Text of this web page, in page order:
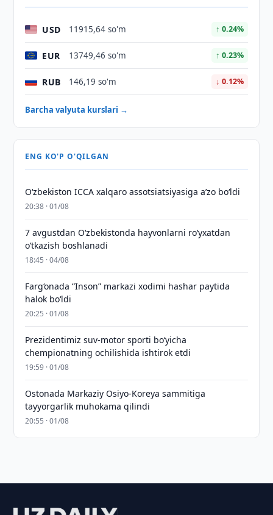
USD 11915,64 so'm ↑ 0.24%
EUR 13749,46 so'm ↑ 0.23%
RUB 146,19 so'm ↓ 0.12%
Barcha valyuta kurslari →
ENG KO'P O'QILGAN
O‘zbekiston ICCA xalqaro assotsiatsiyasiga aʼzo bo‘ldi
20:38 · 01/08
7 avgustdan O‘zbekistonda hayvonlarni ro‘yxatdan
o‘tkazish boshlanadi
18:45 · 04/08
Farg‘onada “Inson” markazi xodimi hashar paytida
halok bo‘ldi
20:25 · 01/08
Prezidentimiz suv-motor sporti bo‘yicha
chempionatning ochilishida ishtirok etdi
19:59 · 01/08
Ostonada Markaziy Osiyo-Koreya sammitiga
tayyorgarlik muhokama qilindi
20:55 · 01/08